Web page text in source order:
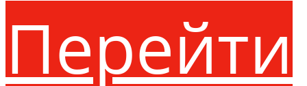
Перейти